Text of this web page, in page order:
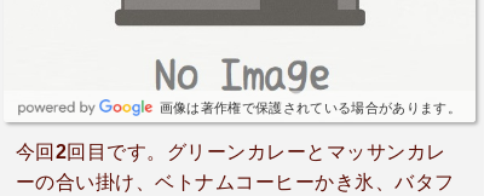
画像は著作権で保護されている場合があります。
今回2回目です。グリーンカレーとマッサンカレ
ーの合い掛け、ベトナムコーヒーかき氷、バタフ